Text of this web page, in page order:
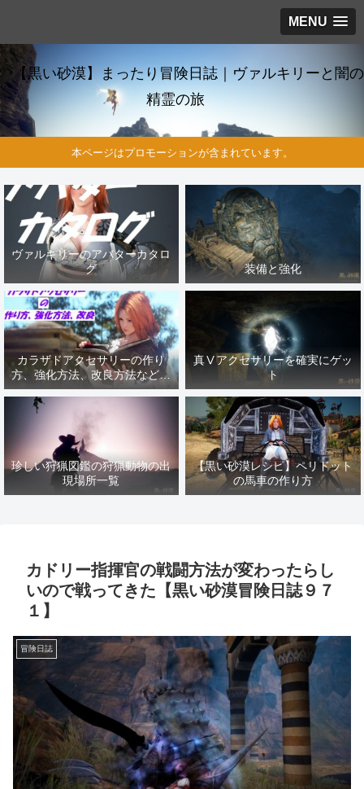
MENU
【黒い砂漠】まったり冒険日誌｜ヴァルキリーと闇の
精霊の旅
本ページはプロモーションが含まれています。
ヴァルキリーのアバターカタロ
グ
装備と強化
カラザドアクセサリーの作り
方、強化方法、改良方法などま
とめ【黒い砂漠冒険日誌１４１
真Ⅴアクセサリーを確実にゲッ
ト
珍しい狩猟図鑑の狩猟動物の出
現場所一覧
【黒い砂漠レシピ】ペリドット
の馬車の作り方
カドリー指揮官の戦闘方法が変わったらし
いので戦ってきた【黒い砂漠冒険日誌９７
１】
冒険日誌